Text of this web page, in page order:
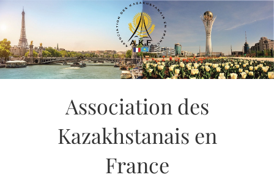
Skip
content
Association des
Kazakhstanais en
France